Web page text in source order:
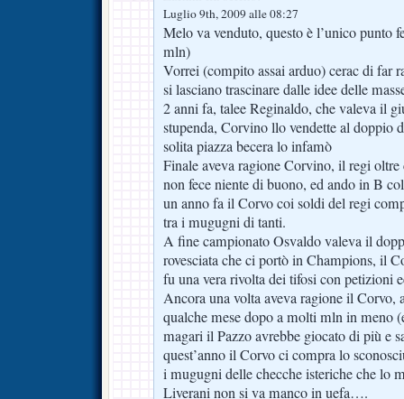
Luglio 9th, 2009 alle 08:27
Melo va venduto, questo è l’unico punto
mln)
Vorrei (compito assai arduo) cerac di far
si lasciano trascinare dalle idee delle
2 anni fa, talee Reginaldo, che valeva il
stupenda, Corvino llo vendette al doppio
solita piazza becera lo infamò
Finale aveva ragione Corvino, il regi
non fece niente di buono, ed ando in B
un anno fa il Corvo coi soldi del regi
tra i mugugni di tanti.
A fine campionato Osvaldo valeva il
rovesciata che ci portò in Champions, il
fu una vera rivolta dei tifosi con petizioni
Ancora una volta aveva ragione il Corvo,
qualche mese dopo a molti mln in meno
magari il Pazzo avrebbe giocato di più e
quest’anno il Corvo ci compra lo
i mugugni delle checche isteriche che lo
Liverani non si va manco in uefa….